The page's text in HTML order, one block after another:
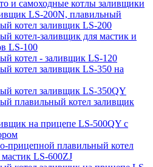
и самоходные котлы заливщики
LS-200N, плавильный
котел заливщик LS-200
котел-заливщик для мастик и
LS-100
котел - заливщик LS-120
котел заливщик LS-350 на
котел заливщик LS-350QY
плавильный котел заливщик
на прицепе LS-500QY с
прицепной плавильный котел
LS-600ZJ